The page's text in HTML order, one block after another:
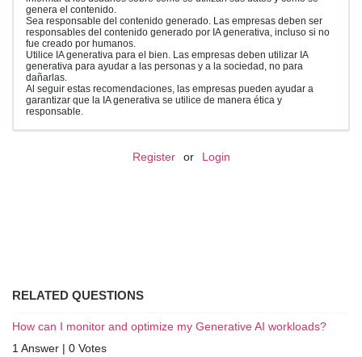
genera el contenido.
Sea responsable del contenido generado. Las empresas deben ser
responsables del contenido generado por IA generativa, incluso si no
fue creado por humanos.
Utilice IA generativa para el bien. Las empresas deben utilizar IA
generativa para ayudar a las personas y a la sociedad, no para
dañarlas.
Al seguir estas recomendaciones, las empresas pueden ayudar a
garantizar que la IA generativa se utilice de manera ética y
responsable.
Register or Login
RELATED QUESTIONS
How can I monitor and optimize my Generative AI workloads?
1 Answer | 0 Votes